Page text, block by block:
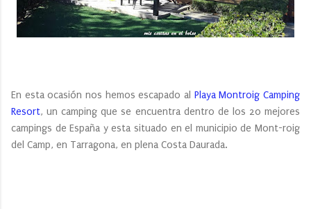
En esta ocasión nos hemos escapado al Playa Montroig Camping
Resort, un camping que se encuentra dentro de los 20 mejores
campings de España y esta situado en el municipio de Mont-roig
del Camp, en Tarragona, en plena Costa Daurada.